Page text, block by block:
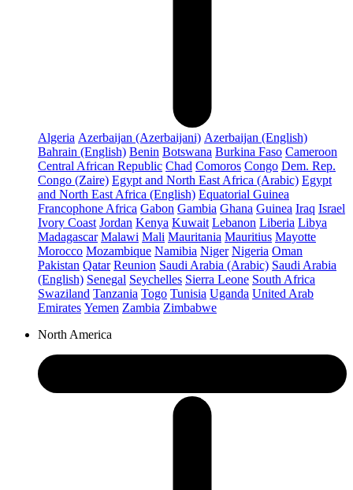
Algeria Azerbaijan (Azerbaijani) Azerbaijan (English)
Bahrain (English) Benin Botswana Burkina Faso Cameroon
Central African Republic Chad Comoros Congo Dem. Rep.
Congo (Zaire) Egypt and North East Africa (Arabic) Egypt
and North East Africa (English) Equatorial Guinea
Francophone Africa Gabon Gambia Ghana Guinea Iraq Israel
Ivory Coast Jordan Kenya Kuwait Lebanon Liberia Libya
Madagascar Malawi Mali Mauritania Mauritius Mayotte
Morocco Mozambique Namibia Niger Nigeria Oman
Pakistan Qatar Reunion Saudi Arabia (Arabic) Saudi Arabia
(English) Senegal Seychelles Sierra Leone South Africa
Swaziland Tanzania Togo Tunisia Uganda United Arab
Emirates Yemen Zambia Zimbabwe
North America